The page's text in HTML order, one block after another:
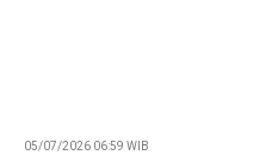
05/07/2026 06:59 WIB